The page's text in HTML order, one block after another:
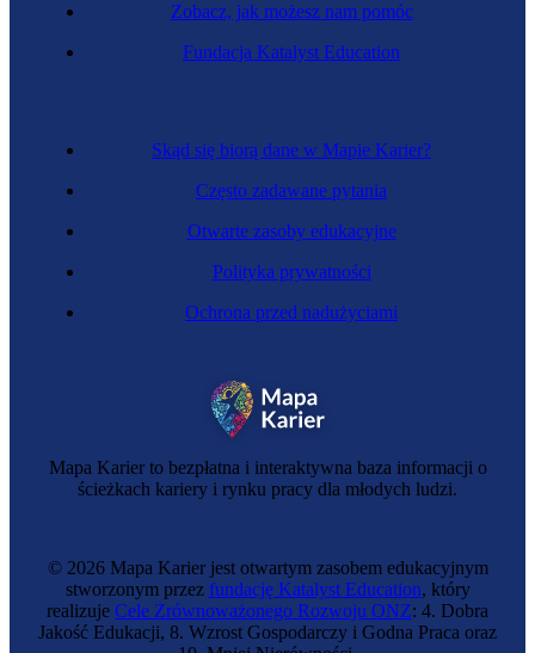
Mapa Karier to bezpłatna i interaktywna baza informacji o
ścieżkach kariery i rynku pracy dla młodych ludzi.
Skąd się biorą dane w Mapie Karier?
Często zadawane pytania
Otwarte zasoby edukacyjne
Polityka prywatności
Ochrona przed nadużyciami
Zobacz, jak możesz nam pomóc
Fundacja Katalyst Education
© 2026 Mapa Karier jest otwartym zasobem edukacyjnym
stworzonym przez fundację Katalyst Education, który
realizuje Cele Zrównoważonego Rozwoju ONZ: 4. Dobra
Jakość Edukacji, 8. Wzrost Gospodarczy i Godna Praca oraz